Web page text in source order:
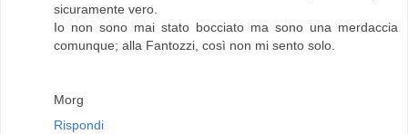
sicuramente vero.
Io non sono mai stato bocciato ma sono una merdaccia
comunque; alla Fantozzi, così non mi sento solo.
Morg
Rispondi